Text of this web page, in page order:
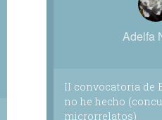
Adelfa
II convocatoria de
no he hecho
microrrelatos)